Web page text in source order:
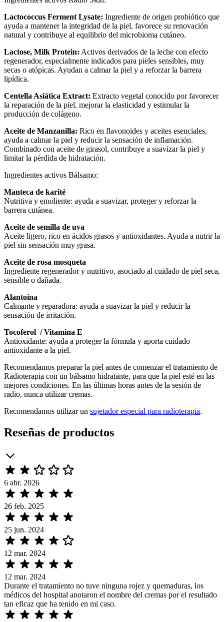
Lactococcus Ferment Lysate: Ingrediente de origen probiótico que
ayuda a mantener la integridad de la piel, favorece su renovación
natural y contribuye al equilibrio del microbioma cutáneo.
Lactose, Milk Protein: Activos derivados de la leche con efecto
regenerador, especialmente indicados para pieles sensibles, muy
secas o atópicas. Ayudan a calmar la piel y a reforzar la barrera
lipídica.
Centella Asiática Extract: Extracto vegetal conocido por favorecer
la reparación de la piel, mejorar la elasticidad y estimular la
producción de colágeno.
Aceite de Manzanilla: Rico en flavonoides y aceites esenciales,
ayuda a calmar la piel y reducir la sensación de inflamación.
Combinado con aceite de girasol, contribuye a suavizar la piel y
limitar la pérdida de hidratación.
Ingredientes activos Bálsamo:
Manteca de karité
Nutritiva y emoliente: ayuda a suavizar, proteger y reforzar la
barrera cutánea.
Aceite de semilla de uva
Aceite ligero, rico en ácidos grasos y antioxidantes. Ayuda a nutrir la
piel sin sensación muy grasa.
Aceite de rosa mosqueta
Ingrediente regenerador y nutritivo, asociado al cuidado de piel seca,
sensible o dañada.
Alantoína
Calmante y reparadora: ayuda a suavizar la piel y reducir la
sensación de irritación.
Tocoferol / Vitamina E
Antioxidante: ayuda a proteger la fórmula y aporta cuidado
antioxidante a la piel.
Recomendamos preparar la piel antes de comenzar el tratamiento de
Radioterapia con un bálsamo hidratante, para que la piel esté en las
mejores condiciones. En las últimas horas antes de la sesión de
radio, nunca utilizar cremas.
Recomendamos utilizar un sujetador especial para radioterapia.
Reseñas de productos
6 abr. 2026
26 feb. 2025
25 jun. 2024
12 mar. 2024
12 mar. 2024
Durante el tratamiento no tuve ninguna rojez y quemaduras, los
médicos del hospital anotaron el nombre del cremas por el resultado
tan eficaz que ha tenido en mi caso.